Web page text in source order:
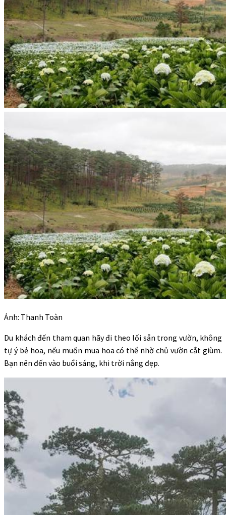
Ảnh: Thanh Toàn
Du khách đến tham quan hãy đi theo lối sẵn trong vườn, không
tự ý bẻ hoa, nếu muốn mua hoa có thể nhờ chủ vườn cắt giùm.
Bạn nên đến vào buổi sáng, khi trời nắng đẹp.